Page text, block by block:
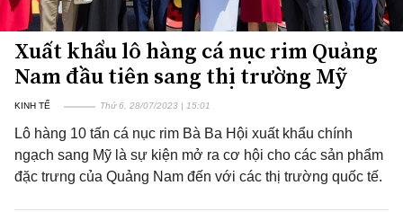
Xuất khẩu lô hàng cá nục rim Quảng
Nam đầu tiên sang thị trường Mỹ
KINH TẾ Thứ 6, 28/07/2023 | 15:01
Lô hàng 10 tấn cá nục rim Bà Ba Hội xuất khẩu chính
ngạch sang Mỹ là sự kiện mở ra cơ hội cho các sản phẩm
đặc trưng của Quảng Nam đến với các thị trường quốc tế.